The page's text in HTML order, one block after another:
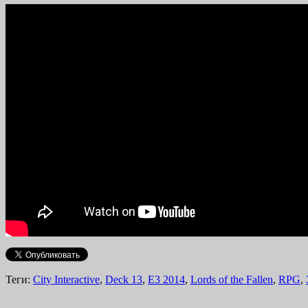
Теги: City Interactive, Deck 13, E3 2014, Lords of the Fallen, RPG,